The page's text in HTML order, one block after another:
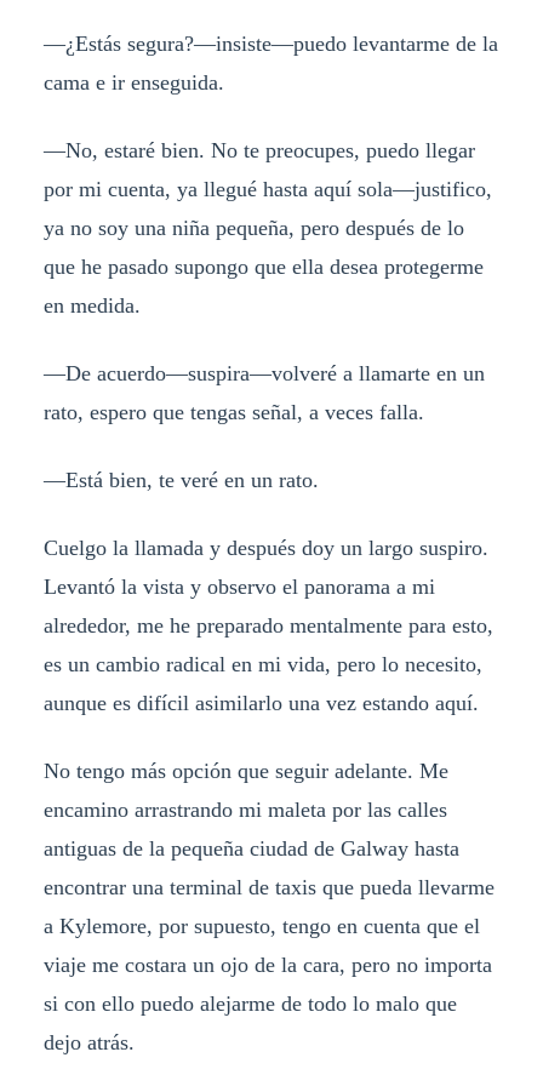
—¿Estás segura?—insiste—puedo levantarme de la
cama e ir enseguida.
—No, estaré bien. No te preocupes, puedo llegar
por mi cuenta, ya llegué hasta aquí sola—justifico,
ya no soy una niña pequeña, pero después de lo
que he pasado supongo que ella desea protegerme
en medida.
—De acuerdo—suspira—volveré a llamarte en un
rato, espero que tengas señal, a veces falla.
—Está bien, te veré en un rato.
Cuelgo la llamada y después doy un largo suspiro.
Levantó la vista y observo el panorama a mi
alrededor, me he preparado mentalmente para esto,
es un cambio radical en mi vida, pero lo necesito,
aunque es difícil asimilarlo una vez estando aquí.
No tengo más opción que seguir adelante. Me
encamino arrastrando mi maleta por las calles
antiguas de la pequeña ciudad de Galway hasta
encontrar una terminal de taxis que pueda llevarme
a Kylemore, por supuesto, tengo en cuenta que el
viaje me costara un ojo de la cara, pero no importa
si con ello puedo alejarme de todo lo malo que
dejo atrás.